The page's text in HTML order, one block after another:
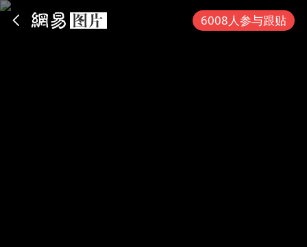
6008人参与跟贴
App内打开